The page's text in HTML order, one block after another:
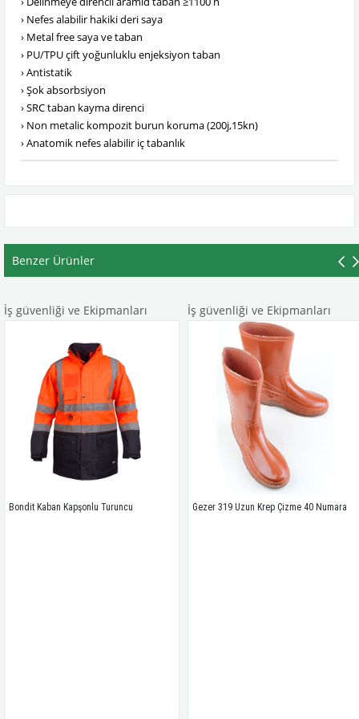
› Nefes alabilir hakiki deri saya
› Metal free saya ve taban
› PU/TPU çift yoğunluklu enjeksiyon taban
› Antistatik
› Şok absorbsiyon
› SRC taban kayma direnci
› Non metalic kompozit burun koruma (200j,15kn)
› Anatomik nefes alabilir iç tabanlık
Benzer Ürünler
ve Ekipmanları
Kapşonlu Turuncu
İş güvenliği ve Ekipmanları
Gezer 319 Uzun Krep Çizme 40 Numara